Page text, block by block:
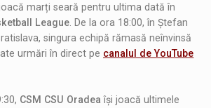
marți seară pentru ultima dată în
League . De la ora 18:00, în Ștefan
singura echipă rămasă neînvinsă
urmări în direct pe canalul de YouTube
CSM CSU Oradea își joacă ultimele